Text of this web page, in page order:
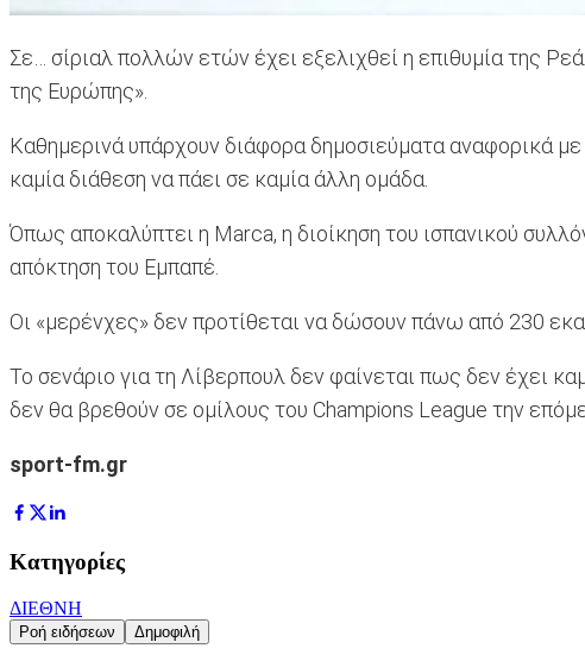
Σε… σίριαλ πολλών ετών έχει εξελιχθεί η επιθυμία της
της Ευρώπης».
Καθημερινά υπάρχουν διάφορα δημοσιεύματα αναφορικά
καμία διάθεση να πάει σε καμία άλλη ομάδα.
Όπως αποκαλύπτει η Marca, η διοίκηση του ισπανικού
απόκτηση του Εμπαπέ.
Οι «μερένχες» δεν προτίθεται να δώσουν πάνω από 230
Το σενάριο για τη Λίβερπουλ δεν φαίνεται πως δεν έχει
δεν θα βρεθούν σε ομίλους του Champions League την
sport-fm.gr
Κατηγορίες
ΔΙΕΘΝΗ
Ροή ειδήσεων Δημοφιλή